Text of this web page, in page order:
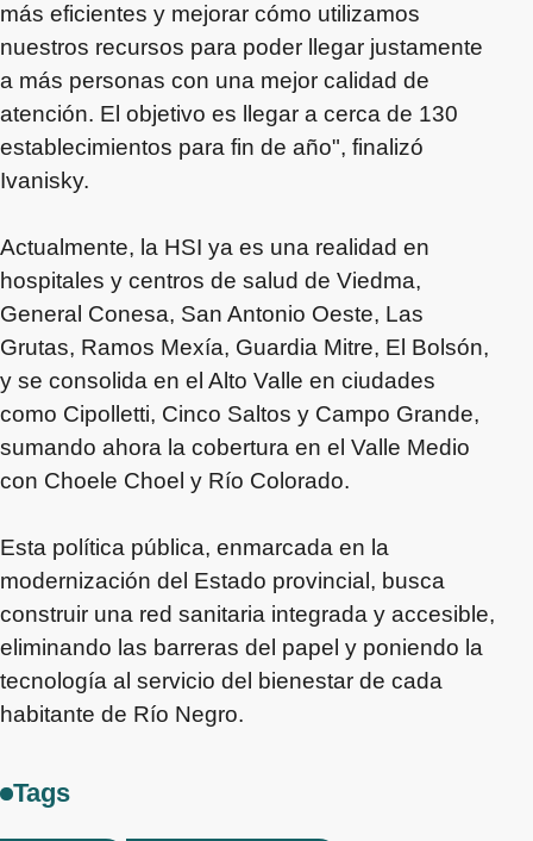
más eficientes y mejorar cómo utilizamos
nuestros recursos para poder llegar justamente
a más personas con una mejor calidad de
atención. El objetivo es llegar a cerca de 130
establecimientos para fin de año", finalizó
Ivanisky.
Actualmente, la HSI ya es una realidad en
hospitales y centros de salud de Viedma,
General Conesa, San Antonio Oeste, Las
Grutas, Ramos Mexía, Guardia Mitre, El Bolsón,
y se consolida en el Alto Valle en ciudades
como Cipolletti, Cinco Saltos y Campo Grande,
sumando ahora la cobertura en el Valle Medio
con Choele Choel y Río Colorado.
Esta política pública, enmarcada en la
modernización del Estado provincial, busca
construir una red sanitaria integrada y accesible,
eliminando las barreras del papel y poniendo la
tecnología al servicio del bienestar de cada
habitante de Río Negro.
Tags